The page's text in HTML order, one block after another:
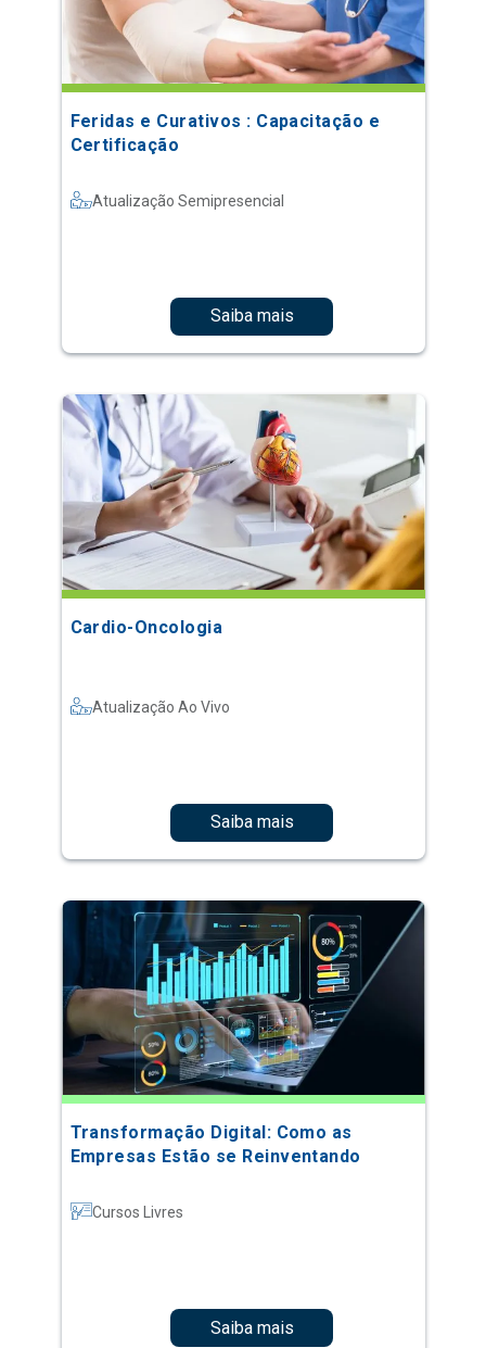
Feridas e Curativos : Capacitação e
Certificação
Atualização Semipresencial
Saiba mais
Cardio-Oncologia
Atualização Ao Vivo
Saiba mais
Transformação Digital: Como as
Empresas Estão se Reinventando
Cursos Livres
Saiba mais